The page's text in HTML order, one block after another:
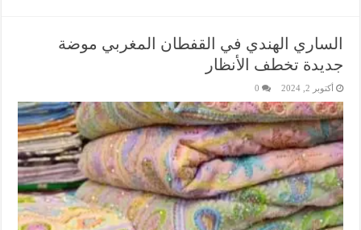
الساري الهندي في القفطان المغربي موضة
جديدة تخطف الأنظار
أكتوبر 2, 2024 0